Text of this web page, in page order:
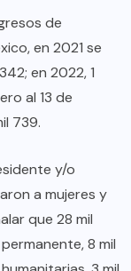
de
en 2021 se
en 2022, 1
al 13 de
739.
y/o
a mujeres y
que 28 mil
8 mil